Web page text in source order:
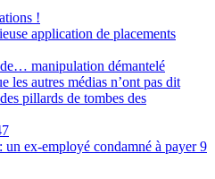
!
application de placements
manipulation démantelé
les autres médias n’ont pas dit
pillards de tombes des
ex-employé condamné à payer 9